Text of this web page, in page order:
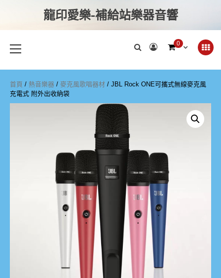
龍印愛樂-補給站樂器音響
0
首頁 / 熱音樂器 / 麥克風歌唱器材 / JBL Rock ONE可攜式無線麥克風
充電式 附外出收納袋